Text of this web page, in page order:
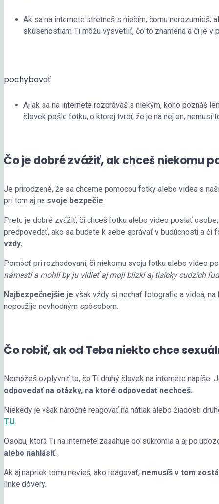
Ak sa na internete stretneš s niečím, čomu nerozumieš,
skúsenostiam Ti môžu vysvetliť, čo to znamená a či je v
pochybovať
Aj ak sa na internete rozprávaš s niekým, koho poznáš
človek pošle fotku, o ktorej tvrdí, že je na nej on, nemusí
Čo je dobré zvážiť, ak chceš niekomu
Je prirodzené, že sa chceme pomocou fotky alebo videa s
pri tom aj na svoje bezpečie.
Preto je dobré zvážiť, či chceš fotku alebo video poslať
predpovedať, ako sa budete k sebe správať v budúcnosti a či
vždy.
Pomôcť pri rozhodovaní, či niekomu svoju fotku alebo video
námestí a mohli by ju vidieť aj moji blízki aj tisícky cudzích
Najbezpečnejšie je však vždy si nechať fotografie a videá,
nepoužije nevhodným spôsobom.
Čo robiť, ak od Teba niekto chce
Nemôžeš ovplyvniť to, čo Ti druhý človek na internete napíše.
odpovedať na otázky, na ktoré odpovedať nechceš.
Niekedy je však náročné reagovať na nátlak alebo žiadosti
TU.
Osobu, ktorá Ti na internete zasahuje do súkromia a aj po
alebo nahlásiť.
Ak aj napriek tomu nevieš, ako reagovať, nemusíš v tom
linke dôvery.